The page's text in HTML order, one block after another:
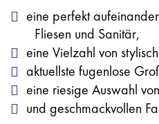
eine perfekt
Fliesen und Sanitär,
eine Vielzahl von
aktuellste fugenlose
eine riesige Auswahl
und geschmackvollen